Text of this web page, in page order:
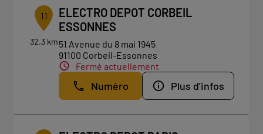
11
32.3 km
ELECTRO DEPOT CORBEIL
ESSONNES
51 Avenue du 8 mai 1945
91100 Corbeil-Essonnes
Fermé actuellement
Numéro Plus d'infos